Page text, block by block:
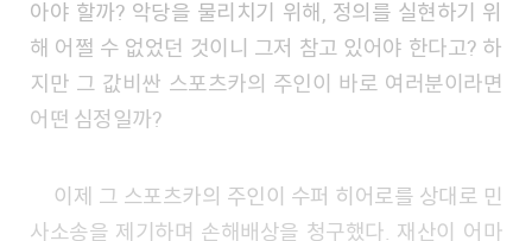
아야 할까? 악당을 물리치기 위해, 정의를 실현하기 위
해 어쩔 수 없었던 것이니 그저 참고 있어야 한다고? 하
지만 그 값비싼 스포츠카의 주인이 바로 여러분이라면
어떤 심정일까?
이제 그 스포츠카의 주인이 수퍼 히어로를 상대로 민
사소송을 제기하며 손해배상을 청구했다. 재산이 어마